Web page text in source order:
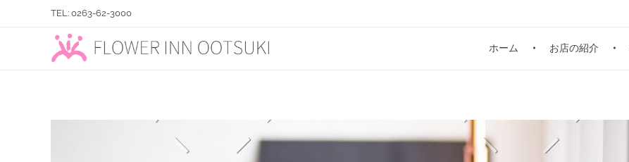
TEL: 0263-62-3000
ホーム お店の紹介